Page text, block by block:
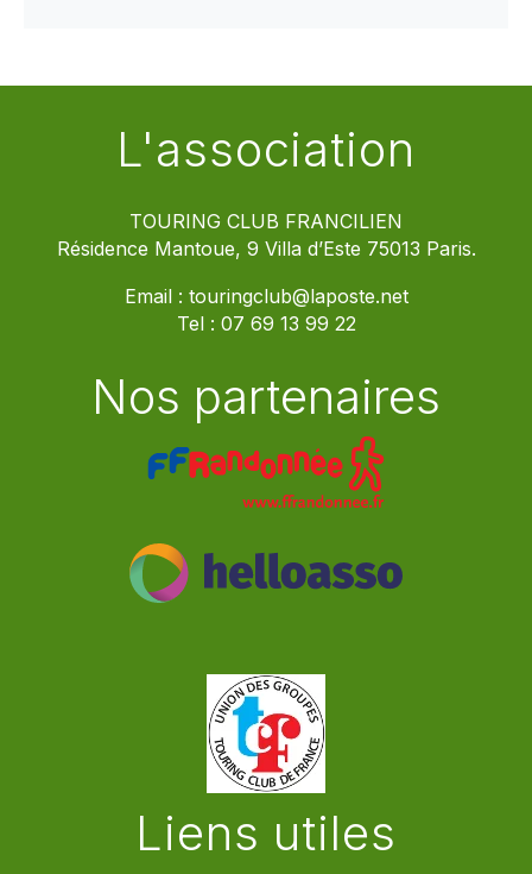
L'association
TOURING CLUB FRANCILIEN
Résidence Mantoue, 9 Villa d’Este 75013 Paris.
Email : touringclub@laposte.net
Tel : 07 69 13 99 22
Nos partenaires
Liens utiles